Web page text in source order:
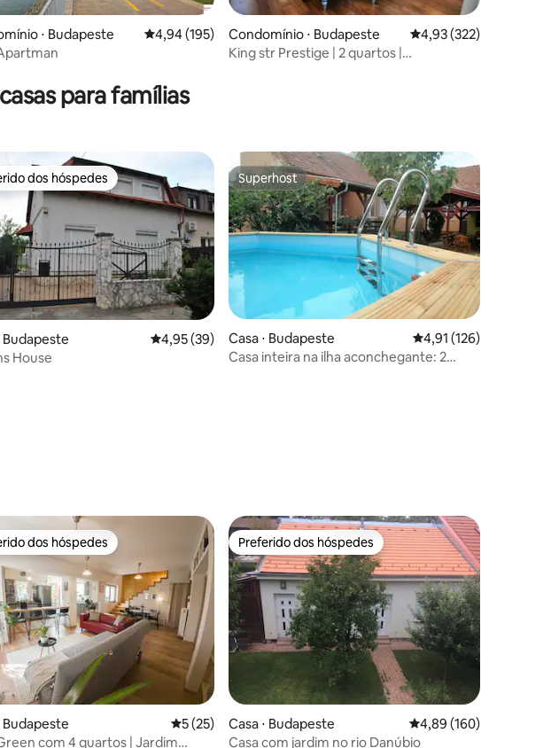
média de 5, 185 avaliações
⋅ Budapeste 4,94 de uma avaliação média de 5, 195 avaliações
4,94 (195)
Condomínio ⋅ Budapeste 4,93 de uma avaliação
4,93 (322)
King str Prestige | 2 quartos |
para famílias
média de 5, 596 avaliações
dos hóspedes
dos hóspedes
Budapeste 4,95 de uma avaliação média de 5, 39 avaliações
4,95 (39)
House
Superhost
Superhost
Casa ⋅ Budapeste 4,91 de uma avaliação
4,91 (126)
Casa inteira na ilha aconchegante: 2
dos hóspedes
dos hóspedes
Budapeste 5 de uma avaliação média de 5, 25 avaliações
5 (25)
com 4 quartos | Jardim
Preferido dos hóspedes
Preferido dos hóspedes
Casa ⋅ Budapeste 4,89 de uma avaliação
4,89 (160)
Casa com jardim no rio Danúbio